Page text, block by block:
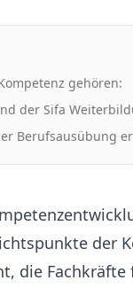
gehören:
der Sifa
Berufsausübung
der
die